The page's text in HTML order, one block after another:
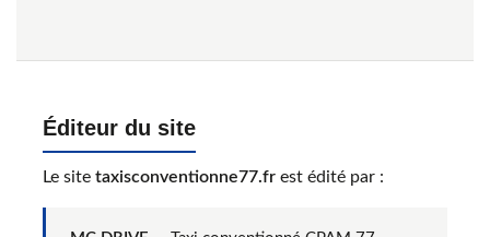
Éditeur du site
Le site taxisconventionne77.fr est édité par :